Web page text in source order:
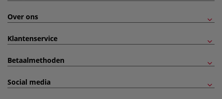
Over ons
Klantenservice
Betaalmethoden
Social media